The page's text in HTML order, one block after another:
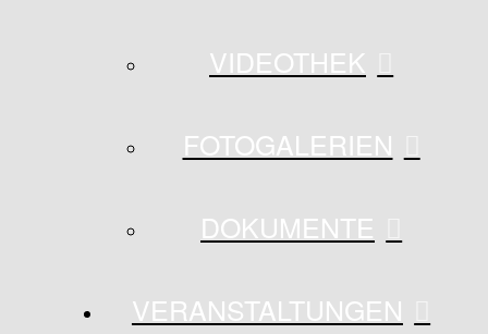
VIDEOTHEK
FOTOGALERIEN
DOKUMENTE
VERANSTALTUNGEN